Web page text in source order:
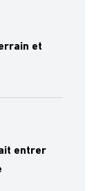
et
entrer